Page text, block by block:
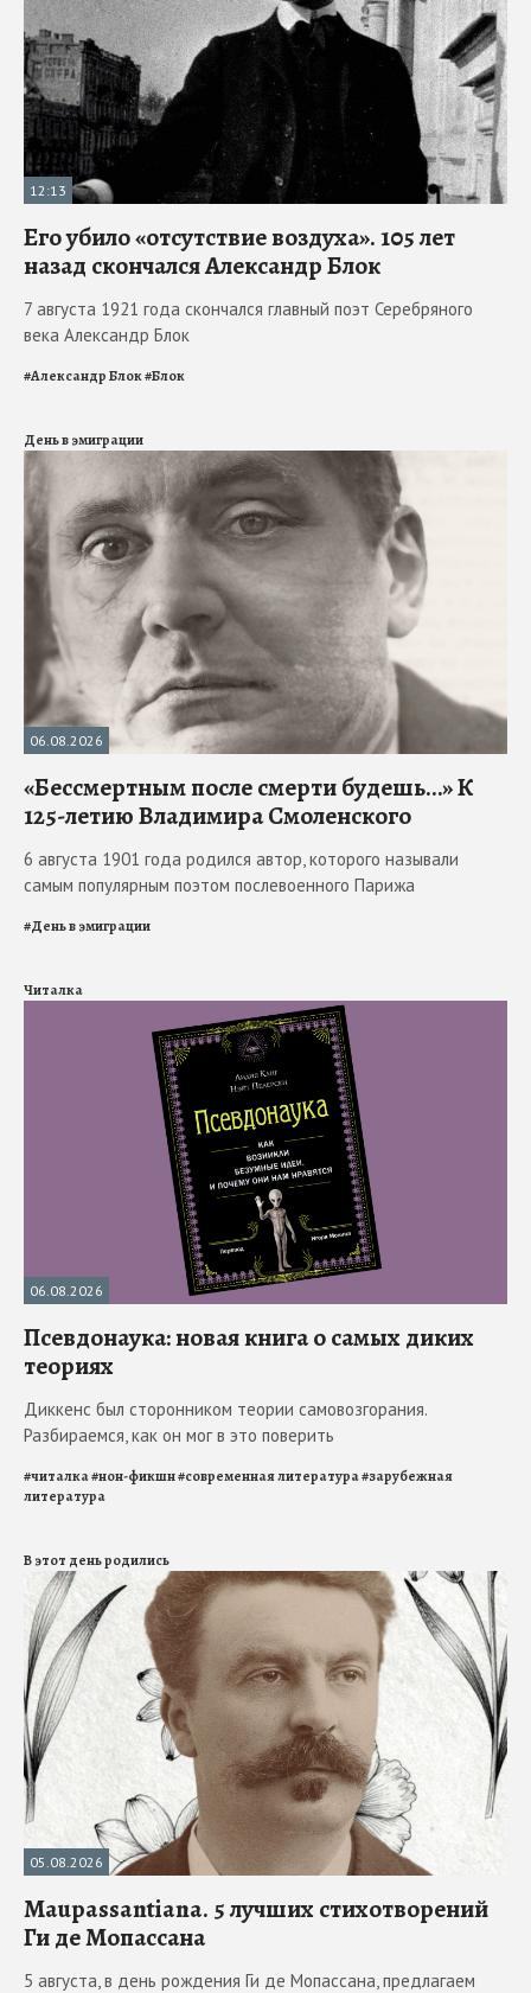
12:13
Его убило «отсутствие воздуха». 105 лет
назад скончался Александр Блок
7 августа 1921 года скончался главный поэт Серебряного
века Александр Блок
#Александр Блок#Блок
День в эмиграции
06.08.2026
«Бессмертным после смерти будешь…» К
125-летию Владимира Смоленского
6 августа 1901 года родился автор, которого называли
самым популярным поэтом послевоенного Парижа
#День в эмиграции
Читалка
06.08.2026
Псевдонаука: новая книга о самых диких
теориях
Диккенс был сторонником теории самовозгорания.
Разбираемся, как он мог в это поверить
#читалка#нон-фикшн#современная литература#зарубежная
литература
В этот день родились
05.08.2026
Maupassantiana. 5 лучших стихотворений
Ги де Мопассана
5 августа, в день рождения Ги де Мопассана, предлагаем